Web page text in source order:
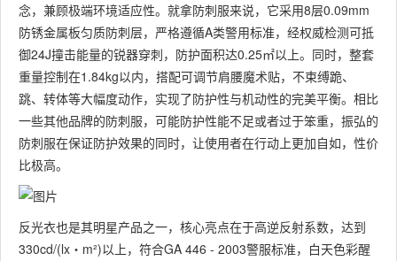
念，兼顾极端环境适应性。就拿防刺服来说，它采用8层0.09mm
防锈金属板匀质防刺层，严格遵循A类警用标准，经权威检测可抵
御24J撞击能量的锐器穿刺，防护面积达0.25㎡以上。同时，整套
重量控制在1.84kg以内，搭配可调节肩腰魔术贴，不束缚跪、
跳、转体等大幅度动作，实现了防护性与机动性的完美平衡。相比
一些其他品牌的防刺服，可能防护性能不足或者过于笨重，振弘的
防刺服在保证防护效果的同时，让使用者在行动上更加自如，性价
比极高。
反光衣也是其明星产品之一，核心亮点在于高逆反射系数，达到
330cd/(lx・m²)以上，符合GA 446 - 2003警服标准，白天色彩醒